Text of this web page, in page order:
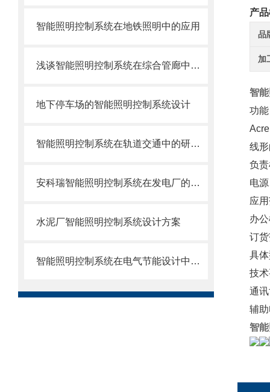
智能照明控制系统在地铁照明中的应用
浅谈智能照明控制系统在综合管廊中的设计应用与研究
地下停车场的智能照明控制系统设计
智能照明控制系统在轨道交通中的研究及其应用
安科瑞智能照明控制系统在发电厂的应用探讨
水泥厂智能照明控制系统设计方案
智能照明控制系统在电气节能设计中的应用
产
品
加
智
功
线
负
电
应
办
订
具
技
通
辅
智